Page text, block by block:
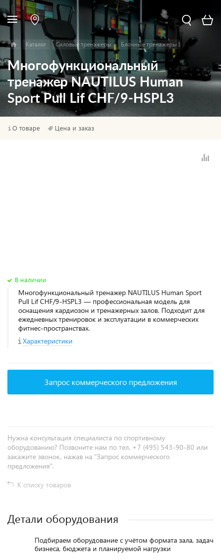
Каталог Силовые тренажеры Блочные тренажеры
Многофункциональный
тренажер NAUTILUS Human
Sport Pull Lif CHF/9-HSPL3
О товаре Цена и заказ
В наличии
Многофункциональный тренажер NAUTILUS Human Sport
Pull Lif CHF/9-HSPL3 — профессиональная модель для
оснащения кардиозон и тренажерных залов. Подходит для
ежедневных тренировок и эксплуатации в коммерческих
фитнес‑пространствах.
Характеристики
Запрос коммерческого предложения
Нужна консультация специалиста по спортивному
оборудованию? Позвоните нам по тел. +7 (495) 543-90-80 или
закажите звонок, нажав на "Запрос коммерческого
предложения".
К списку товаров
Детали оборудования
Подбираем оборудование с учётом формата зала, задач
бизнеса, бюджета и планируемой нагрузки